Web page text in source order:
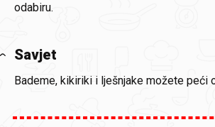
odabiru.
Savjet
Bademe, kikiriki i lješnjake možete peći